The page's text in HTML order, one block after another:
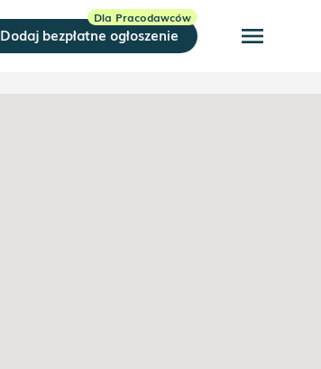
Dodaj bezpłatne ogłoszenie menu